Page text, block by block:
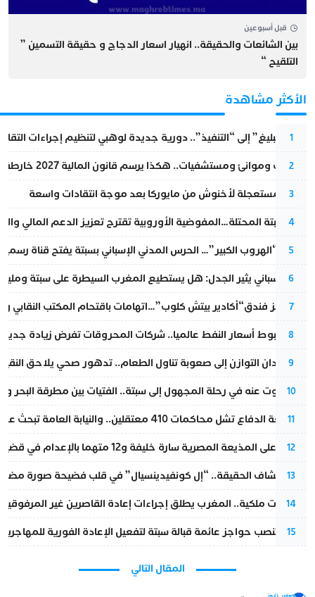
قبل أسبوعين
بين الشائعات والحقيقة.. انهيار اسعار الدجاج و حقيقة التسمين ”
التلقيح “
الأكثر مشاهدة
1
من “التبليغ” إلى “التنفيذ”.. دورية جديدة لوهبي لتنظيم إجراءات
2
قطارات وموانئ ومستشفيات.. هكذا يرسم قانون المالية 2027 خارطة المغرب المقبل
3
عودة مستعجلة لأخنوش من مايوركا بعد موجة انتقادات واسعة
4
أزمة سبتة المحتلة…المفوضية الأوروبية تقترح تعزيز الدعم المالي
5
عملية “الهروب الكبير”… الحرس المدني الإسباني بسبتة يفتح قناة
6
تقرير إسباني يثير الجدل: هل يستطيع المغرب السيطرة على سبتة
7
أزمة تهز فندق“أكادير بيتش كلوب”…اتهامات باقتحام المكتب النقابي
8
رغم هبوط أسعار النفط عالميا.. شركات المحروقات تفرض زيادة
9
من فقدان التوازن إلى صعوبة تناول الطعام.. تدهور صحي يلاحق النقيب
10
المسكوت عنه في رحلة المجهول إلى سبتة.. الفتيات بين مطرقة البحر
11
مقاطعة الدفاع تشل محاكمات 410 معتقلين.. والنيابة العامة تبحث عن حل قانوني
12
الحكم على المذيعة المصرية سارة خليفة و12 متهما بالإعدام في قضية هزت بلاد الفراعنة
13
بعد انكشاف الحقيقة.. “إل كونفيدينسيال” في قلب فضيحة صورة
14
بتعليمات ملكية.. المغرب يطلق إجراءات إعادة القاصرين غير
15
إسبانيا تنصب حواجز عائمة قبالة سبتة لتفعيل الإعادة الفورية للمهاجرين
المقال التالي